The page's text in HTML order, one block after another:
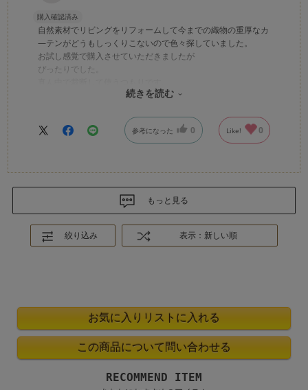
購入確認済み
自然素材でリビングをリフォームして今までの織物の重厚なカ
―テンがどうもしっくりこないので色々探していました。
お試し感覚で購入させていただきましたが
ぴったりでした。
簡単でお安くてイメージ通りでした！
続きを読む
参考になった 0 Like! 0
もっと見る
絞り込み 表示：新しい順
RECOMMEND ITEM